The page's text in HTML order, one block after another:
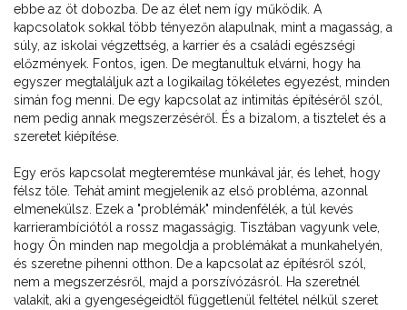
ebbe az öt dobozba. De az élet nem így működik. A
kapcsolatok sokkal több tényezőn alapulnak, mint a magasság, a
súly, az iskolai végzettség, a karrier és a családi egészségi
előzmények. Fontos, igen. De megtanultuk elvárni, hogy ha
egyszer megtaláljuk azt a logikailag tökéletes egyezést, minden
simán fog menni. De egy kapcsolat az intimitás építéséről szól,
nem pedig annak megszerzéséről. És a bizalom, a tisztelet és a
szeretet kiépítése.
Egy erős kapcsolat megteremtése munkával jár, és lehet, hogy
félsz tőle. Tehát amint megjelenik az első probléma, azonnal
elmenekülsz. Ezek a "problémák" mindenfélék, a túl kevés
karrierambíciótól a rossz magasságig. Tisztában vagyunk vele,
hogy Ön minden nap megoldja a problémákat a munkahelyén,
és szeretne pihenni otthon. De a kapcsolat az építésről szól,
nem a megszerzésről, majd a porszívózásról. Ha szeretnél
valakit, aki a gyengeségeidtől függetlenül feltétel nélkül szeret